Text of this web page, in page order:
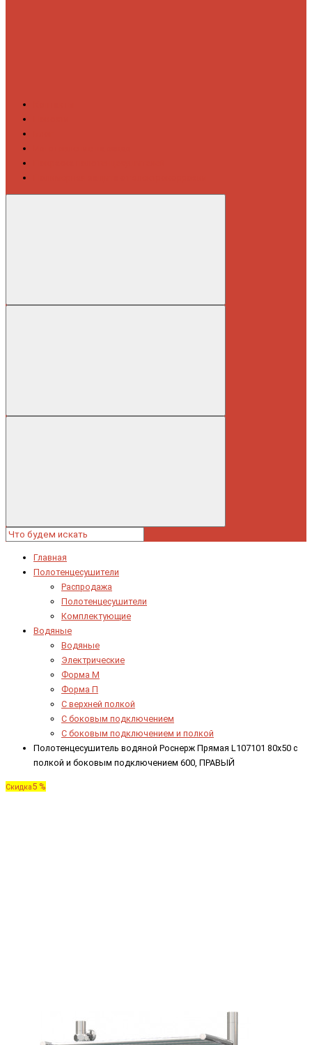
Главная
Полотенцесушители
Распродажа
Полотенцесушители
Комплектующие
Водяные
Водяные
Электрические
Форма М
Форма П
C верхней полкой
C боковым подключением
C боковым подключением и полкой
Полотенцесушитель водяной Роснерж Прямая L107101 80x50 с
полкой и боковым подключением 600, ПРАВЫЙ
Скидка5 %